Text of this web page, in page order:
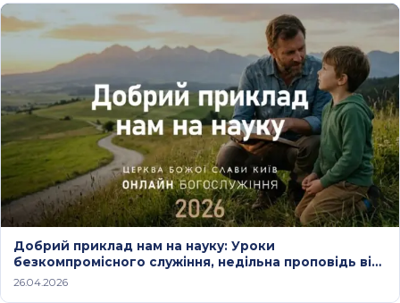
Добрий приклад нам на науку: Уроки
безкомпромісного служіння, недільна проповідь від
26 квітня 2026 року
26.04.2026